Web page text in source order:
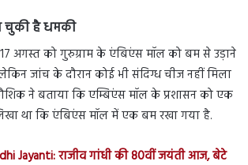
चुकी है धमकी
अगस्त को गुरुग्राम के एंबिएंस मॉल को बम से उड़ाने
जांच के दौरान कोई भी संदिग्ध चीज नहीं मिला
ने बताया कि एम्बिएंस मॉल के प्रशासन को एक
था कि एंबिएंस मॉल में एक बम रखा गया है.
Jayanti: राजीव गांधी की 80वीं जयंती आज, बेटे